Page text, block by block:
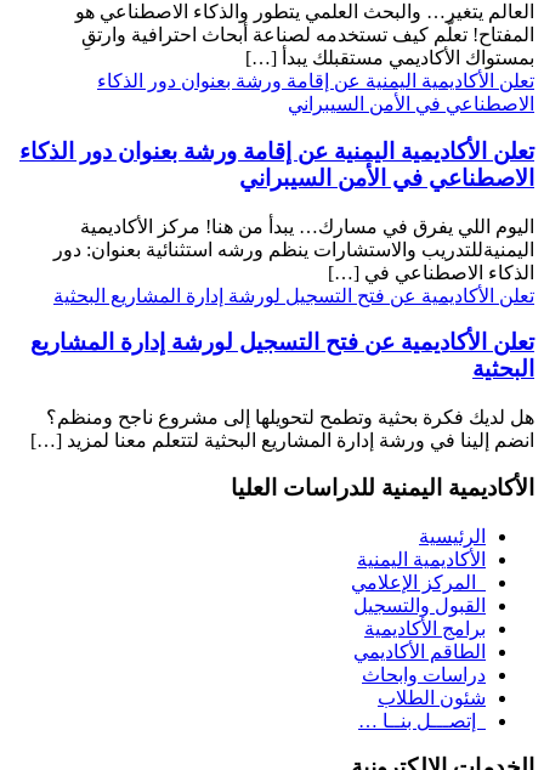
العالم يتغير… والبحث العلمي يتطور والذكاء الاصطناعي هو
المفتاح! تعلّم كيف تستخدمه لصناعة أبحاث احترافية وارتقِ
بمستواك الأكاديمي مستقبلك يبدأ […]
تعلن الأكاديمية اليمنية عن إقامة ورشة بعنوان دور الذكاء
الاصطناعي في الأمن السيبراني
تعلن الأكاديمية اليمنية عن إقامة ورشة بعنوان دور الذكاء
الاصطناعي في الأمن السيبراني
اليوم اللي يفرق في مسارك… يبدأ من هنا! مركز الأكاديمية
اليمنيةللتدريب والاستشارات ينظم ورشه استثنائية بعنوان: دور
الذكاء الاصطناعي في […]
تعلن الأكاديمية عن فتح التسجيل لورشة إدارة المشاريع البحثية
تعلن الأكاديمية عن فتح التسجيل لورشة إدارة المشاريع
البحثية
هل لديك فكرة بحثية وتطمح لتحويلها إلى مشروع ناجح ومنظم؟
انضم إلينا في ورشة إدارة المشاريع البحثية لتتعلم معنا لمزيد […]
الأكاديمية اليمنية للدراسات العليا
الرئيسية
الأكاديمية اليمنية
المركز الإعلامي
القبول والتسجيل
برامج الأكاديمية
الطاقم الأكاديمي
دراسات وابحاث
شئون الطلاب
إتصـــل بنــا …